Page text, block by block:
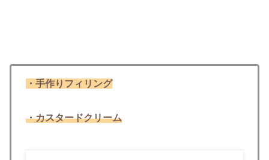
・手作りフィリング
・カスタードクリーム